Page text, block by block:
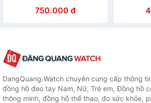
750.000 đ
2.5-Inch
hãng -
DangQuang.Watch chuyên cung cấp thông
đồng hồ đeo tay Nam, Nữ, Trẻ em, Đồng hồ
thông minh, đồng hồ thể thao, đo sức khỏe,